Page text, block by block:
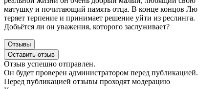
матушку и почитающий память отца. В конце концов Лю
теряет терпение и принимает решение уйти из реслинга.
Добьётся ли он уважения, которого заслуживает?
Отзывы
Оставить отзыв
Отзыв успешно отправлен.
Он будет проверен администратором перед публикацией.
Перед публикацией отзывы проходят модерацию